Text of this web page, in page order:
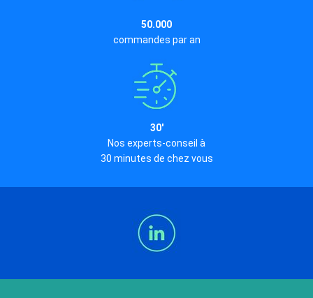
50.000
commandes par an
30'
Nos experts-conseil à
30 minutes de chez vous